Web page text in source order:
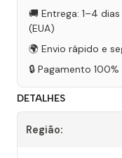
🚚 Entrega: 1–4
(EUA)
🌍 Envio rápido e
🔒 Pagamento
DETALHES
Região: